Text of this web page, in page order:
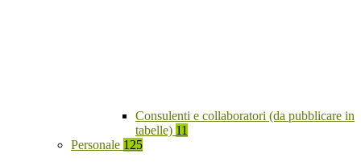
Consulenti e collaboratori (da pubblicare in
tabelle) 11
Personale 125